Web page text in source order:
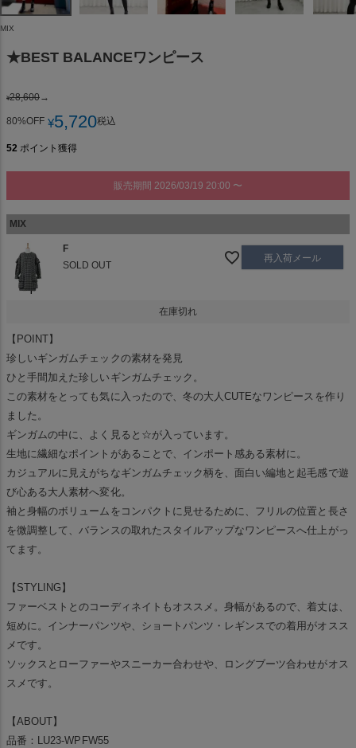
MIX
★BEST BALANCEワンピース
¥28,600→
80%OFF ¥5,720税込
52 ポイント獲得
販売期間 2026/03/19 20:00 〜
MIX
F
SOLD OUT
再入荷メール
在庫切れ
【POINT】
珍しいギンガムチェックの素材を発見
ひと手間加えた珍しいギンガムチェック。
この素材をとっても気に入ったので、冬の大人CUTEなワンピースを作り
ました。
ギンガムの中に、よく見ると☆が入っています。
生地に繊細なポイントがあることで、インポート感ある素材に。
カジュアルに見えがちなギンガムチェック柄を、面白い編地と起毛感で遊
び心ある大人素材へ変化。
袖と身幅のボリュームをコンパクトに見せるために、フリルの位置と長さ
を微調整して、バランスの取れたスタイルアップなワンピースへ仕上がっ
てます。
【STYLING】
ファーベストとのコーディネイトもオススメ。身幅があるので、着丈は、
短めに。インナーパンツや、ショートパンツ・レギンスでの着用がオスス
メです。
ソックスとローファーやスニーカー合わせや、ロングブーツ合わせがオス
スメです。
【ABOUT】
品番：LU23-WPFW55